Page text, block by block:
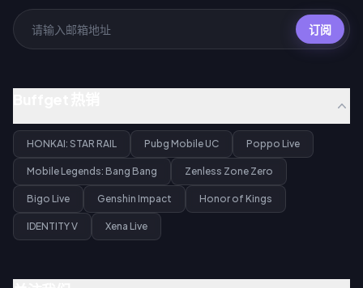
订阅
HONKAI: STAR RAIL Pubg Mobile UC Poppo Live
Mobile Legends: Bang Bang Zenless Zone Zero
Bigo Live Genshin Impact Honor of Kings
IDENTITY V Xena Live